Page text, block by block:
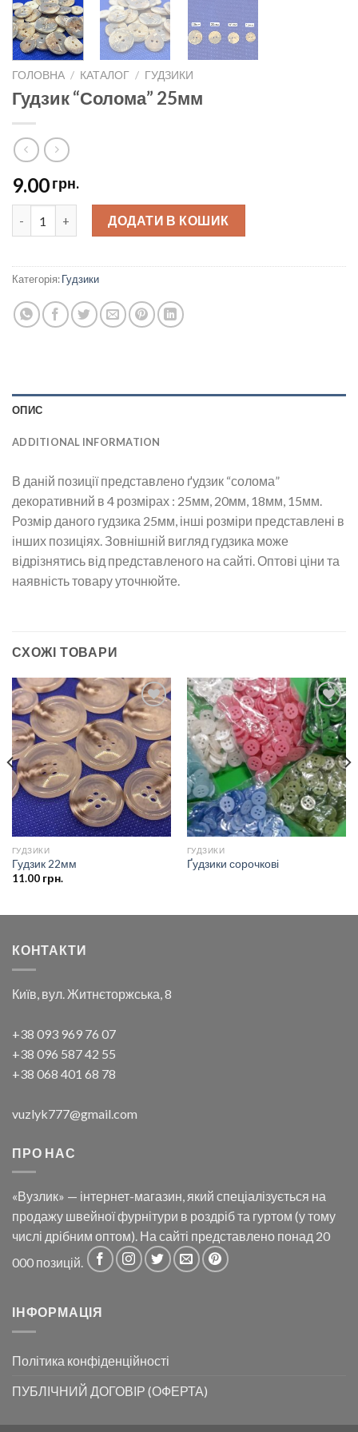
ГОЛОВНА / КАТАЛОГ / ГУДЗИКИ
Гудзик “Солома” 25мм
9.00грн.
Гудзик "Солома" 25мм quantity
ДОДАТИ В КОШИК
Категорія:Гудзики
ОПИС
ADDITIONAL INFORMATION
В даній позиції представлено ґудзик “солома”
декоративний в 4 розмірах : 25мм, 20мм, 18мм, 15мм.
Розмір даного гудзика 25мм, інші розміри представлені в
інших позиціях. Зовнішній вигляд гудзика може
відрізнятись від представленого на сайті. Оптові ціни та
наявність товару уточнюйте.
СХОЖІ ТОВАРИ
Додати
до
списку
бажань
ГУДЗИКИ
Гудзик 22мм
11.00грн.
Додати
до
списку
бажань
ГУДЗИКИ
Ґудзики сорочкові
КОНТАКТИ
Київ, вул. Житнєторжська, 8
+38 093 969 76 07
+38 096 587 42 55
+38 068 401 68 78
vuzlyk777@gmail.com
ПРО НАС
«Вузлик» — інтернет-магазин, який спеціалізується на
продажу швейної фурнітури в роздріб та гуртом (у тому
числі дрібним оптом). На сайті представлено понад 20
000 позицій.
ІНФОРМАЦІЯ
Політика конфіденційності
ПУБЛІЧНИЙ ДОГОВІР (ОФЕРТА)